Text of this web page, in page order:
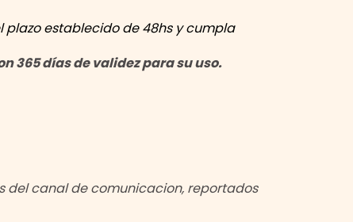
plazo establecido de 48hs y cumpla
365 días de validez para su uso.
del canal de comunicacion, reportados